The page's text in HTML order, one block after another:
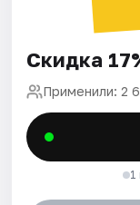
Скидка
Применили: 2
1